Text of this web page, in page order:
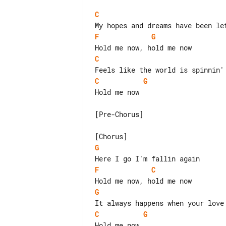
C
F
G
C
C
G
Hold me now
[Pre-Chorus]
G
F
C
G
C
G